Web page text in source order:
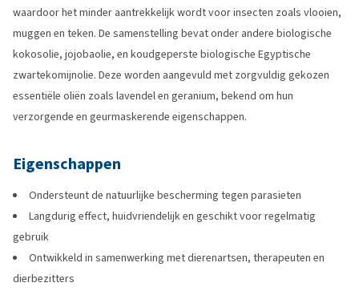
waardoor het minder aantrekkelijk wordt voor insecten zoals vlooien,
muggen en teken. De samenstelling bevat onder andere biologische
kokosolie, jojobaolie, en koudgeperste biologische Egyptische
zwartekomijnolie. Deze worden aangevuld met zorgvuldig gekozen
essentiële oliën zoals lavendel en geranium, bekend om hun
verzorgende en geurmaskerende eigenschappen.
Eigenschappen
Ondersteunt de natuurlijke bescherming tegen parasieten
Langdurig effect, huidvriendelijk en geschikt voor regelmatig
gebruik
Ontwikkeld in samenwerking met dierenartsen, therapeuten en
dierbezitters